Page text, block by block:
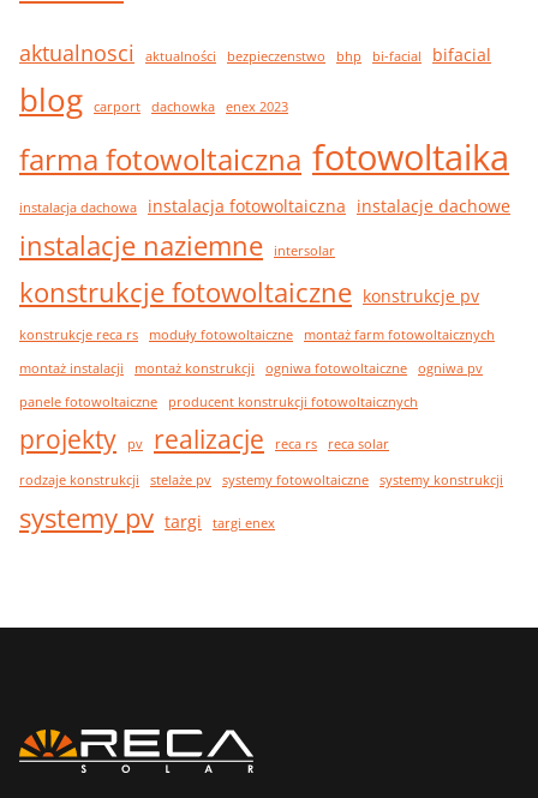
aktualnosci aktualności bezpieczenstwo bhp bi-facial bifacial
blog carport dachowka enex 2023
farma fotowoltaiczna fotowoltaika
instalacja dachowa instalacja fotowoltaiczna instalacje dachowe
instalacje naziemne intersolar
konstrukcje fotowoltaiczne konstrukcje pv
konstrukcje reca rs moduły fotowoltaiczne
montaż farm fotowoltaicznych
montaż instalacji
montaż konstrukcji ogniwa fotowoltaiczne
ogniwa pv
panele fotowoltaiczne
producent konstrukcji fotowoltaicznych
projekty pv realizacje reca rs reca solar
rodzaje konstrukcji stelaże pv systemy fotowoltaiczne systemy konstrukcji
systemy pv targi targi enex